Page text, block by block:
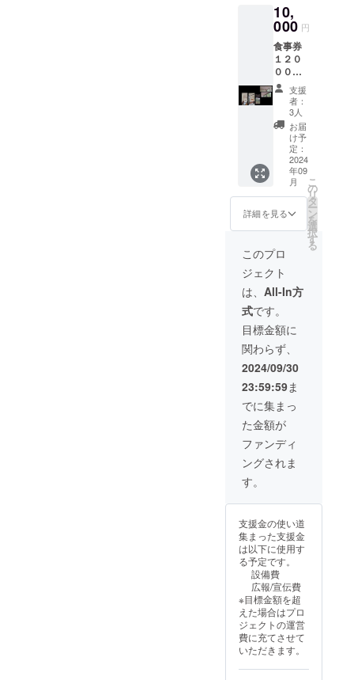
障がい者の
方たちが、
のびのびと
働ける就労
支援型の労
働環境を整
えてゆきた
いと考えて
おり、将来
的に「就労
支援AB型」
として機能
する飲食店
ることにな
りました。
障がい者の
方たちに、
「生きが
い」を持っ
て日々過ご
していただ
くために、
我々はこの
飲食店の、
オペレー
ション、労
働環境の整
備、そして
簡略化 平
準化 標準
化 単純化
を日々図っ
ていきま
す。また当
然飲食店と
しての、お
10,
000 円
食事券
１２０
００円
相当・
有効期
限：令
和６年
１２月
末まで
店舗/会
場の確
定時
期：宮
崎県宮
崎市阿
波岐原
町前浜
4276-
516
支援
者：
3人
お届
け予
定：
2024
年09
月
詳細を見る
こ
の
リ
タ
ー
ン
を
選
択
す
る
このプロ
ジェクト
は、 All-In方
式です。
目標金額に
関わらず、
2024/09/30
23:59:59ま
でに集まっ
た金額が
ファンディ
ングされま
す。
支援金の使い道
集まった支援金
は以下に使用す
る予定です。
設備費
広報/宣伝費
※目標金額を超
えた場合はプロ
ジェクトの運営
費に充てさせて
いただきます。